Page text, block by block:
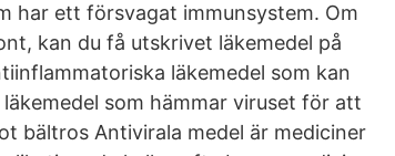
har ett försvagat immunsystem. Om
kan du få utskrivet läkemedel på
läkemedel som kan
som hämmar viruset för att
bältros Antivirala medel är mediciner